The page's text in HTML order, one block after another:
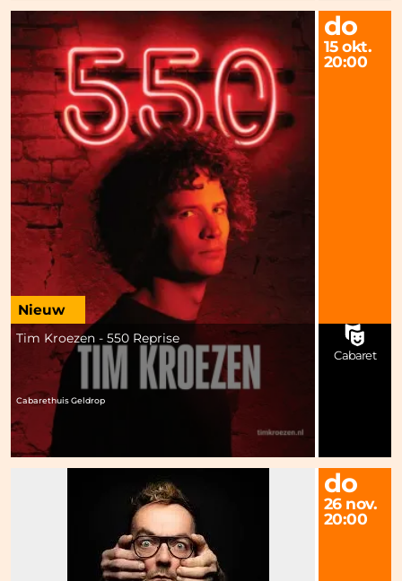
Tim Kroezen - 550 Reprise
Cabarethuis Geldrop
do
15 okt.
20:00
Cabaret
Nieuw
do
26 nov.
20:00